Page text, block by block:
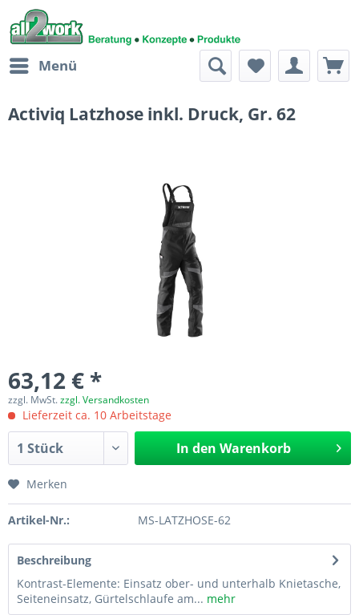
Menü
Activiq Latzhose inkl. Druck, Gr. 62
63,12 € *
zzgl. MwSt.zzgl. Versandkosten
Lieferzeit ca. 10 Arbeitstage
In den Warenkorb
Merken
Artikel-Nr.: MS-LATZHOSE-62
Beschreibung
Kontrast-Elemente: Einsatz ober- und unterhalb Knietasche,
Seiteneinsatz, Gürtelschlaufe am... mehr